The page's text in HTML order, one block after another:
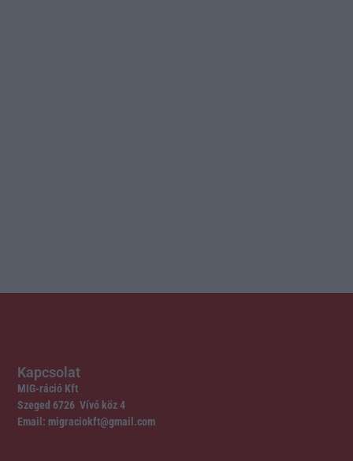
Kapcsolat
MIG-ráció Kft
Szeged 6726 Vívó köz 4
Email: migraciokft@gmail.com